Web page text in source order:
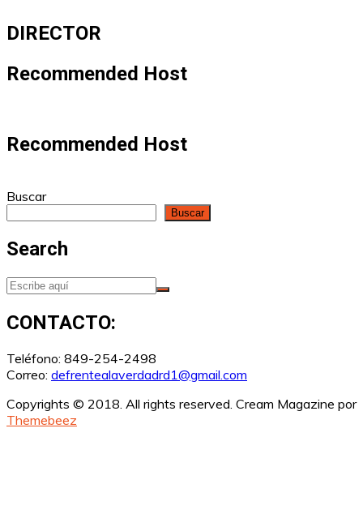
DIRECTOR
Recommended Host
Recommended Host
Buscar
Buscar
Search
CONTACTO:
Teléfono: 849-254-2498
Correo: defrentealaverdadrd1@gmail.com
Copyrights © 2018. All rights reserved. Cream Magazine por
Themebeez